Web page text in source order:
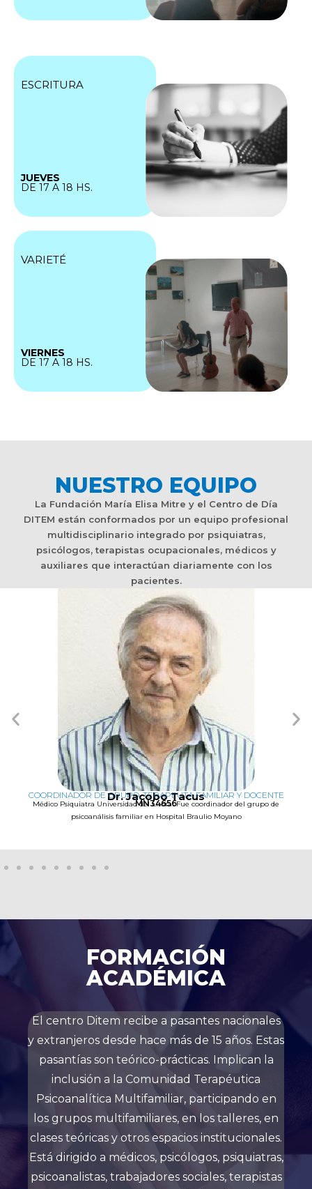
ESCRITURA
JUEVES
DE 17 A 18 HS.
VARIETÉ
VIERNES
DE 17 A 18 HS.
NUESTRO EQUIPO
La Fundación María Elisa Mitre y el Centro de Día
DITEM están conformados por un equipo profesional
multidisciplinario integrado por psiquiatras,
psicólogos, terapistas ocupacionales, médicos y
auxiliares que interactúan diariamente con los
pacientes.
Dr. Jacobo Tacus
COORDINADOR DE GRUPO, TERAPEUTA FAMILIAR Y DOCENTE
MN34656
Médico Psiquiatra Universidad del Litoral Fue coordinador del grupo de
psicoanálisis familiar en Hospital Braulio Moyano
FORMACIÓN
ACADÉMICA
El centro Ditem recibe a pasantes nacionales
y extranjeros desde hace más de 15 años. Estas
pasantías son teórico-prácticas. Implican la
inclusión a la Comunidad Terapéutica
Psicoanalítica Multifamiliar, participando en
los grupos multifamiliares, en los talleres, en
clases teóricas y otros espacios institucionales.
Está dirigido a médicos, psicólogos, psiquiatras,
psicoanalistas, trabajadores sociales, terapistas